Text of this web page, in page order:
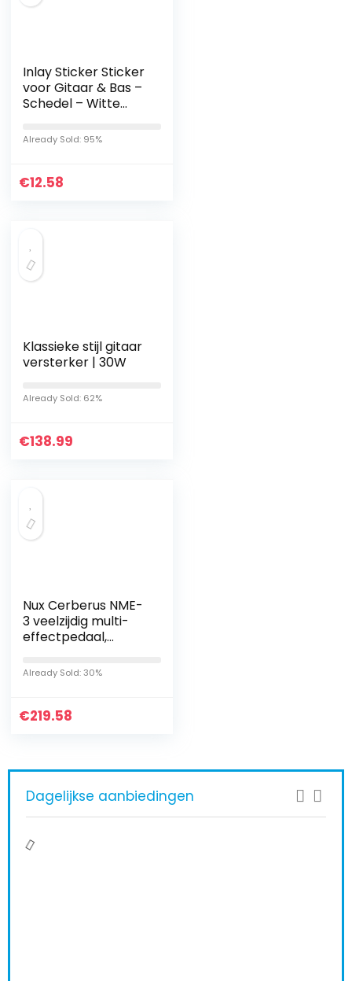
Inlay Sticker Sticker
voor Gitaar & Bas –
Schedel – Witte
Already Sold: 95%
€12.58
Klassieke stijl gitaar
versterker | 30W
Already Sold: 62%
€138.99
Nux Cerberus NME-
3 veelzijdig multi-
effectpedaal,
gitaareffectpedaal
(16 verschillende
Already Sold: 30%
€219.58
Dagelijkse aanbiedingen